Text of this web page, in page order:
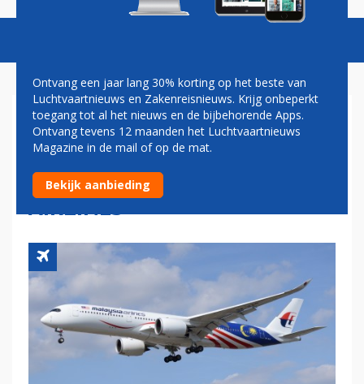
ONZEKERE TOEKOMST VOOR
NOG GEEN NEGEN JAAR OUDE
A350'S VAN MALAYSIA
AIRLINES
Ontvang een jaar lang 30% korting op het beste van
Luchtvaartnieuws en Zakenreisnieuws. Krijg onbeperkt
toegang tot al het nieuws en de bijbehorende Apps.
Ontvang tevens 12 maanden het Luchtvaartnieuws
Magazine in de mail of op de mat.
Bekijk aanbieding